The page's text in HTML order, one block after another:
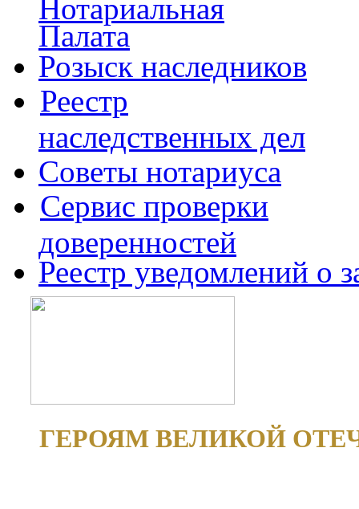
Нотариальная
Палата
Розыск наследников
Реестр
наследственных дел
Советы нотариуса
Сервис проверки
доверенностей
Реестр уведомлений о
ГЕРОЯМ ВЕЛИКОЙ